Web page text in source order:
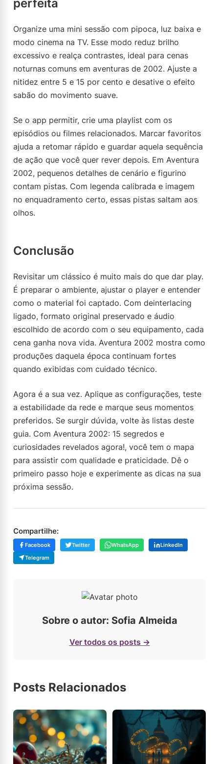
perfeita
Organize uma mini sessão com pipoca, luz baixa e
modo cinema na TV. Esse modo reduz brilho
excessivo e realça contrastes, ideal para cenas
noturnas comuns em aventuras de 2002. Ajuste a
nitidez entre 5 e 15 por cento e desative o efeito
sabão do movimento suave.
Se o app permitir, crie uma playlist com os
episódios ou filmes relacionados. Marcar favoritos
ajuda a retomar rápido e guardar aquela sequência
de ação que você quer rever depois. Em Aventura
2002, pequenos detalhes de cenário e figurino
contam pistas. Com legenda calibrada e imagem
no enquadramento certo, essas pistas saltam aos
olhos.
Conclusão
Revisitar um clássico é muito mais do que dar play.
É preparar o ambiente, ajustar o player e entender
como o material foi captado. Com deinterlacing
ligado, formato original preservado e áudio
escolhido de acordo com o seu equipamento, cada
cena ganha nova vida. Aventura 2002 mostra como
produções daquela época continuam fortes
quando exibidas com cuidado técnico.
Agora é a sua vez. Aplique as configurações, teste
a estabilidade da rede e marque seus momentos
preferidos. Se surgir dúvida, volte às listas deste
guia. Com Aventura 2002: 15 segredos e
curiosidades revelados agora!, você tem o mapa
para assistir com qualidade e praticidade. Dê o
primeiro passo hoje e experimente as dicas na sua
próxima sessão.
Compartilhe:
Facebook Twitter WhatsApp
LinkedIn
Telegram
Sobre o autor: Sofia Almeida
Ver todos os posts →
Posts Relacionados